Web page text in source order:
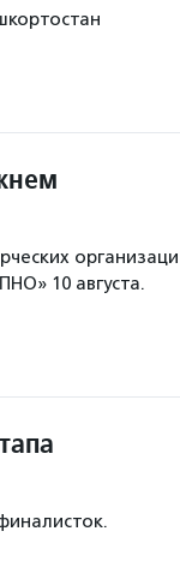
10 августа.